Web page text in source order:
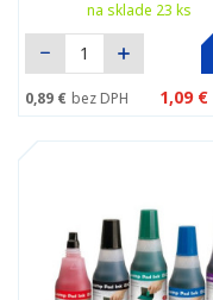
na sklade 23 ks
0,89 € bez DPH 1,09 €